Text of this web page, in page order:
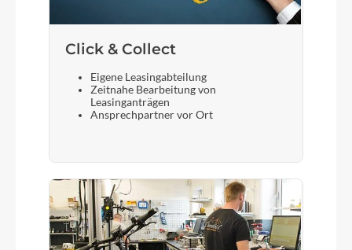
Click & Collect
Eigene Leasingabteilung
Zeitnahe Bearbeitung von
Leasinganträgen
Ansprechpartner vor Ort